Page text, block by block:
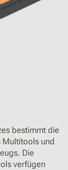
bestimmt die
Multitools und
Die
verfügen